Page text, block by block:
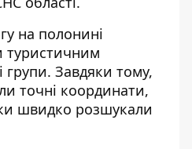
на полонині
туристичним
групи. Завдяки тому,
точні координати,
швидко розшукали